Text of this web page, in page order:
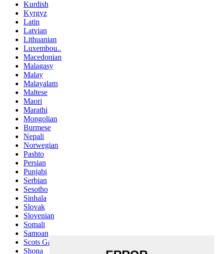
Kurdish
Kyrgyz
Latin
Latvian
Lithuanian
Luxembou..
Macedonian
Malagasy
Malay
Malayalam
Maltese
Maori
Marathi
Mongolian
Burmese
Nepali
Norwegian
Pashto
Persian
Punjabi
Serbian
Sesotho
Sinhala
Slovak
Slovenian
Somali
Samoan
Scots Gaelic
Shona